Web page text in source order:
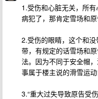
1.受伤和心脏无关，所
病犯了，那肯定雪场和原
2.受伤的眼睛，这个和
带，有规定的话雪场和
法。因为不同于安全帽
事属于楼主说的滑雪运动
3.“重大过失导致原告受